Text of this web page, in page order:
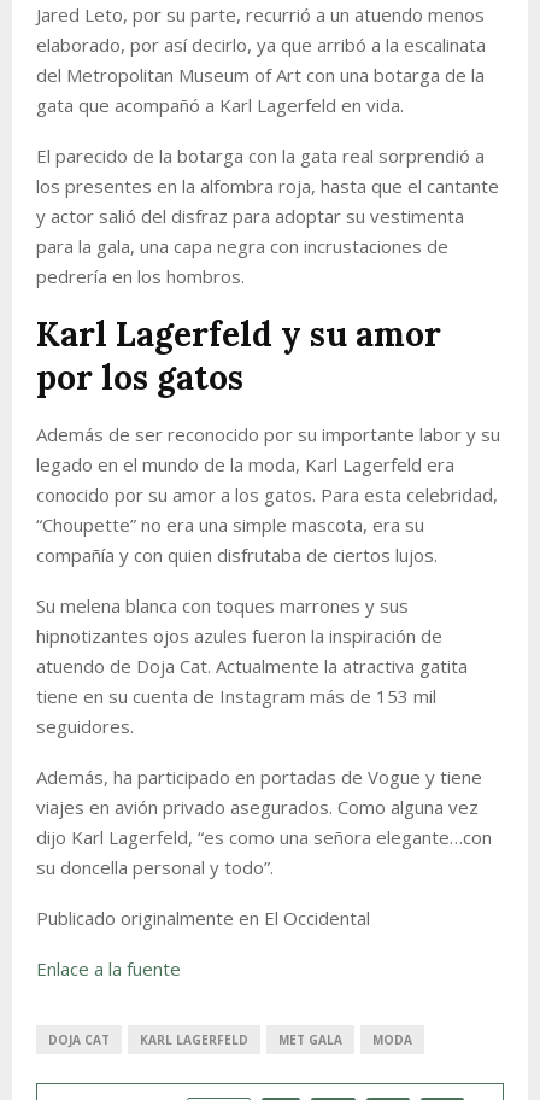
Jared Leto, por su parte, recurrió a un atuendo menos
elaborado, por así decirlo, ya que arribó a la escalinata
del Metropolitan Museum of Art con una botarga de la
gata que acompañó a Karl Lagerfeld en vida.
El parecido de la botarga con la gata real sorprendió a
los presentes en la alfombra roja, hasta que el cantante
y actor salió del disfraz para adoptar su vestimenta
para la gala, una capa negra con incrustaciones de
pedrería en los hombros.
Karl Lagerfeld y su amor
por los gatos
Además de ser reconocido por su importante labor y su
legado en el mundo de la moda, Karl Lagerfeld era
conocido por su amor a los gatos. Para esta celebridad,
“Choupette” no era una simple mascota, era su
compañía y con quien disfrutaba de ciertos lujos.
Su melena blanca con toques marrones y sus
hipnotizantes ojos azules fueron la inspiración de
atuendo de Doja Cat. Actualmente la atractiva gatita
tiene en su cuenta de Instagram más de 153 mil
seguidores.
Además, ha participado en portadas de Vogue y tiene
viajes en avión privado asegurados. Como alguna vez
dijo Karl Lagerfeld, “es como una señora elegante…con
su doncella personal y todo”.
Publicado originalmente en El Occidental
Enlace a la fuente
DOJA CAT KARL LAGERFELD MET GALA MODA